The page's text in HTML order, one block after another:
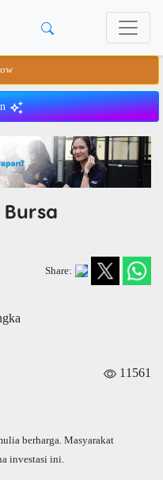
Share:
11561
berharga. Masyarakat
investasi ini.